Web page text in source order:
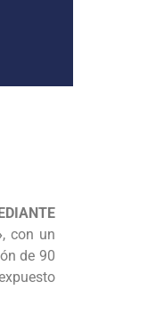
, con un
de 90